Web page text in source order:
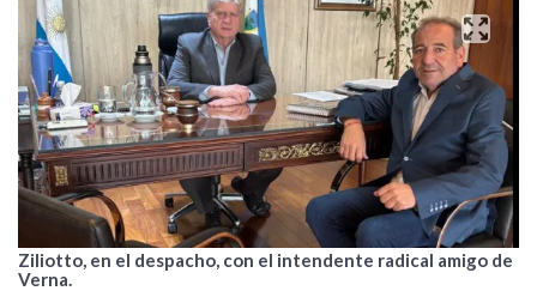
Ziliotto, en el despacho, con el intendente radical amigo de
Verna.